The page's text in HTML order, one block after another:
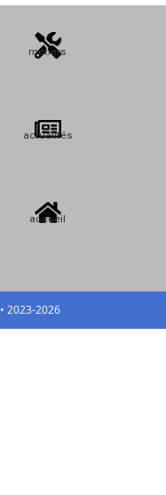
métiers
actualités
accueil
2023-2026